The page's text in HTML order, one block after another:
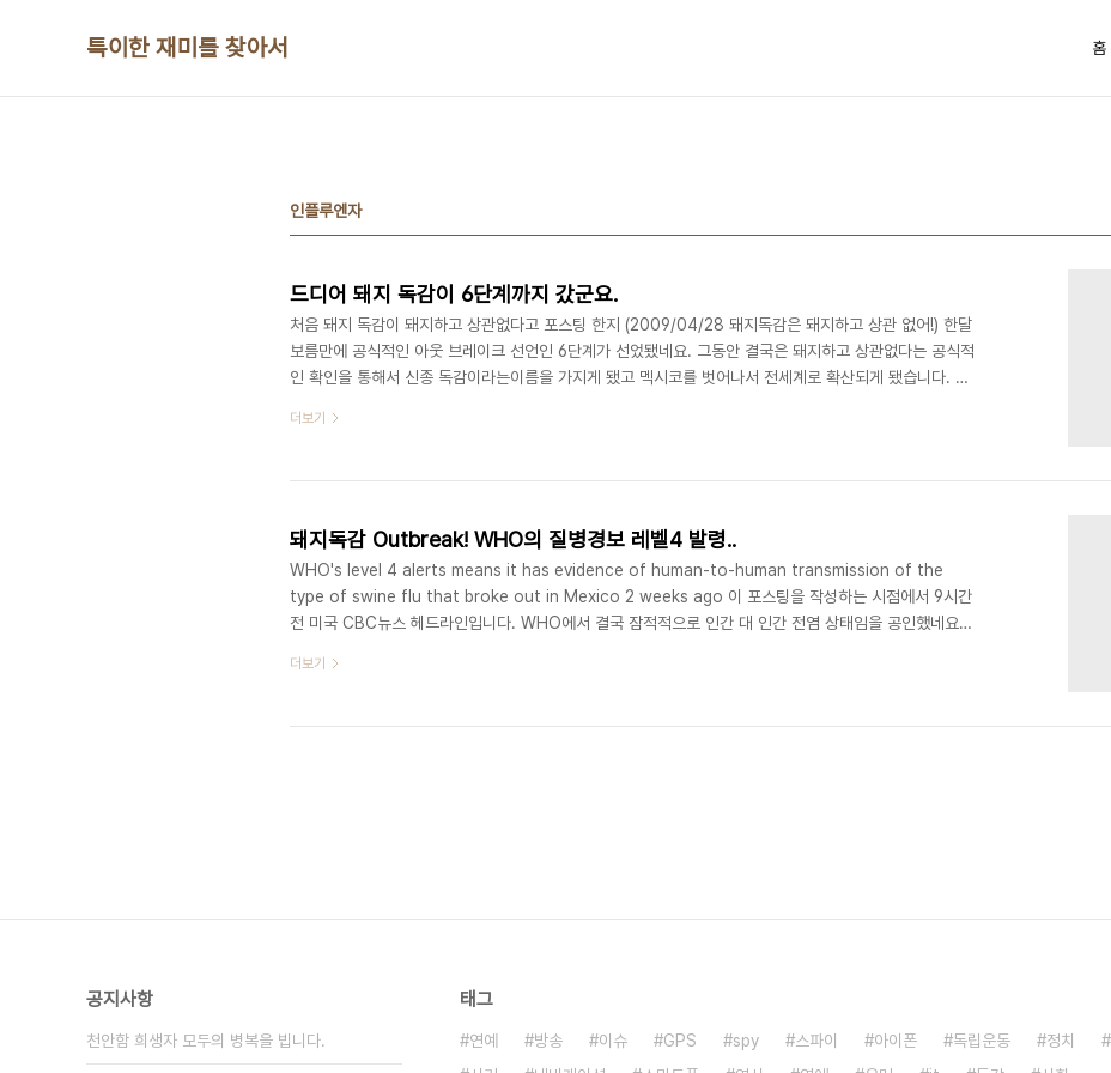
특이한 재미를 찾아서 홈
인플루엔자
드디어 돼지 독감이 6단계까지 갔군요.
처음 돼지 독감이 돼지하고 상관없다고 포스팅 한지 (2009/04/28 돼지독감은 돼지하고 상관 없어!) 한달
보름만에 공식적인 아웃 브레이크 선언인 6단계가 선었됐네요. 그동안 결국은 돼지하고 상관없다는 공식적
인 확인을 통해서 신종 독감이라는이름을 가지게 됐고 멕시코를 벗어나서 전세계로 확산되게 됐습니다. 초
했습니다. Epidemia de Pánico / Panic Epidemy by Eneas 하지만 현제는 보통 독감 이상도 이하도
나왔고 결과적으로는 특이할 것 없는(치사율만 평범하다면!) 멕시코 A형..
더보기
돼지독감 Outbreak! WHO의 질병경보 레벨4 발령..
WHO's level 4 alerts means it has evidence of human-to-human transmission of the
type of swine flu that broke out in Mexico 2 weeks ago 이 포스팅을 작성하는 시점에서 9시간
전 미국 CBC뉴스 헤드라인입니다. WHO에서 결국 잠적적으로 인간 대 인간 전염 상태임을 공인했네요.
기를 통해서 전염되는 상황을 그린 영화인데 마지막 백신관련 내용은 순 엉터리지만 영화 초반 바이러스가
러스가 퍼진..
더보기
공지사항
천안함 희생자 모두의 병복을 빕니다.
태그
연예 방송 이슈 GPS spy 스파이 아이폰 독립운동 정치